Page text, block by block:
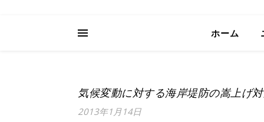
ホーム
気候変動に対する海岸堤防の嵩上げ
2013年1月14日